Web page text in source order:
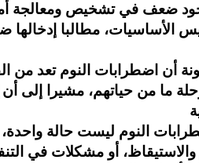
ضعف في تشخيص ومعالجة
الأساسيات، مطالبا
أن اضطرابات النوم تعد من
ما من حياتهم، مشيرا إلى
النوم ليست حالة